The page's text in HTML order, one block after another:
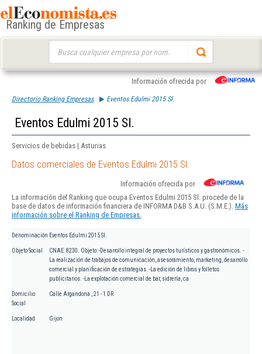
Ranking de Empresas
Información ofrecida por
Directorio Ranking Empresas Eventos Edulmi 2015 Sl.
Eventos Edulmi 2015 Sl.
Servicios de bebidas | Asturias
Datos comerciales de Eventos Edulmi 2015 Sl.
Información ofrecida por
La información del Ranking que ocupa Eventos Edulmi 2015 Sl. procede de la
base de datos de información financiera de INFORMA D&B S.A.U. (S.M.E.). Más
información sobre el Ranking de Empresas.
Denominación Eventos Edulmi 2015 Sl.
Objeto Social
CNAE: 8230. Objeto: -Desarrollo integral de proyectos turísticos y gastronómicos. -
La realización de trabajos de comunicación, asesoramiento, marketing, desarrollo
comercial y planificación de estrategias. -La edición de libros y folletos
publicitarios. -La explotación comercial de bar, sidrería, ca
Domicilio
Social
Calle Argandona , 21 - 1 DR
Localidad Gijon